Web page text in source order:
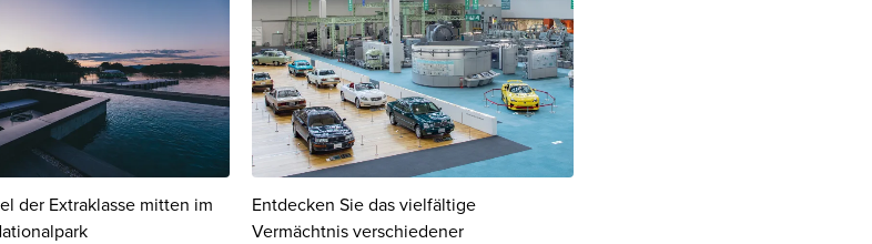
der Extraklasse mitten im
Entdecken Sie das vielfältige
Vermächtnis verschiedener